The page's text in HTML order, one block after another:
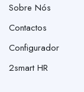
Sobre Nós
Contactos
Configurador
2smart HR